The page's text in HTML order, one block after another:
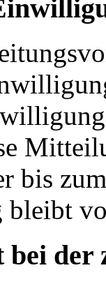
bis
bleibt
bei